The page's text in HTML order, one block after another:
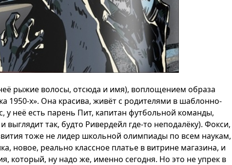
рыжие волосы, отсюда и имя), воплощением образа
1950-х». Она красива, живёт с родителями в шаблонно-
у неё есть парень Пит, капитан футбольной команды,
выглядит так, будто Ривердейл где-то неподалёку). Фокси,
тоже не лидер школьной олимпиады по всем наукам,
новое, реально классное платье в витрине магазина, и
который, ну надо же, именно сегодня. Но это не упрек в